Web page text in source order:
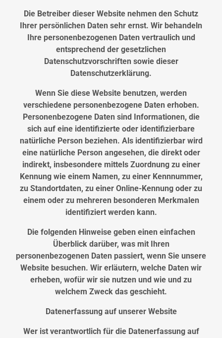
Die Betreiber dieser Website nehmen den Schutz
Ihrer persönlichen Daten sehr ernst. Wir behandeln
Ihre personenbezogenen Daten vertraulich und
entsprechend der gesetzlichen
Datenschutzvorschriften sowie dieser
Datenschutzerklärung.
Wenn Sie diese Website benutzen, werden
verschiedene personenbezogene Daten erhoben.
Personenbezogene Daten sind Informationen, die
sich auf eine identifizierte oder identifizierbare
natürliche Person beziehen. Als identifizierbar wird
eine natürliche Person angesehen, die direkt oder
indirekt, insbesondere mittels Zuordnung zu einer
Kennung wie einem Namen, zu einer Kennnummer,
zu Standortdaten, zu einer Online-Kennung oder zu
einem oder zu mehreren besonderen Merkmalen
identifiziert werden kann.
Die folgenden Hinweise geben einen einfachen
Überblick darüber, was mit Ihren
personenbezogenen Daten passiert, wenn Sie unsere
Website besuchen. Wir erläutern, welche Daten wir
erheben, wofür wir sie nutzen und wie und zu
welchem Zweck das geschieht.
Datenerfassung auf unserer Website
Wer ist verantwortlich für die Datenerfassung auf